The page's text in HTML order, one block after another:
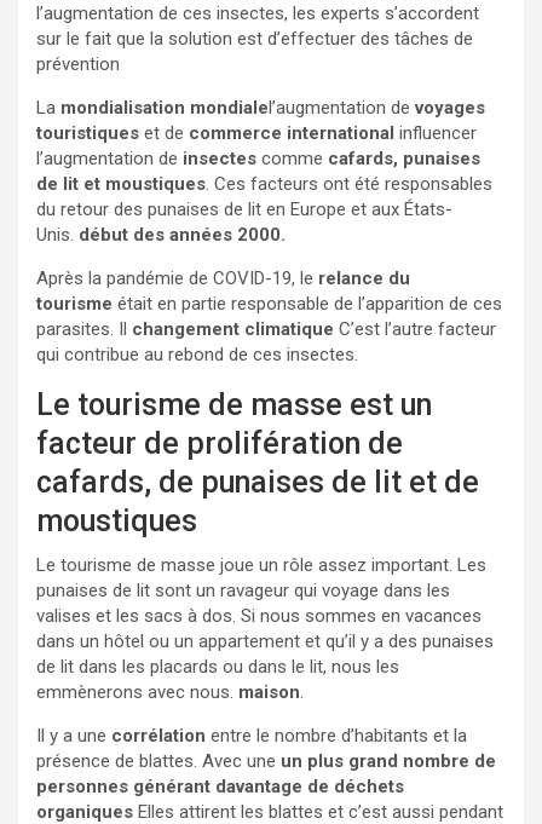
l’augmentation de ces insectes, les experts s’accordent
sur le fait que la solution est d’effectuer des tâches de
prévention
La mondialisation mondialel’augmentation de voyages
touristiques et de commerce international influencer
l’augmentation de insectes comme cafards, punaises
de lit et moustiques. Ces facteurs ont été responsables
du retour des punaises de lit en Europe et aux États-
Unis. début des années 2000.
Après la pandémie de COVID-19, le relance du
tourisme était en partie responsable de l’apparition de ces
parasites. Il changement climatique C’est l’autre facteur
qui contribue au rebond de ces insectes.
Le tourisme de masse est un
facteur de prolifération de
cafards, de punaises de lit et de
moustiques
Le tourisme de masse joue un rôle assez important. Les
punaises de lit sont un ravageur qui voyage dans les
valises et les sacs à dos. Si nous sommes en vacances
dans un hôtel ou un appartement et qu’il y a des punaises
de lit dans les placards ou dans le lit, nous les
emmènerons avec nous. maison.
Il y a une corrélation entre le nombre d’habitants et la
présence de blattes. Avec une un plus grand nombre de
personnes générant davantage de déchets
organiques Elles attirent les blattes et c’est aussi pendant